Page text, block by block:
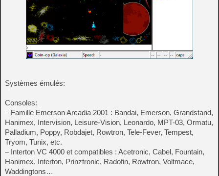
Systèmes émulés:
Consoles:
– Famille Emerson Arcadia 2001 : Bandai, Emerson, Grandstand,
Hanimex, Intervision, Leisure-Vision, Leonardo, MPT-03, Ormatu,
Palladium, Poppy, Robdajet, Rowtron, Tele-Fever, Tempest,
Tryom, Tunix, etc.
– Interton VC 4000 et compatibles : Acetronic, Cabel, Fountain,
Hanimex, Interton, Prinztronic, Radofin, Rowtron, Voltmace,
Waddingtons…